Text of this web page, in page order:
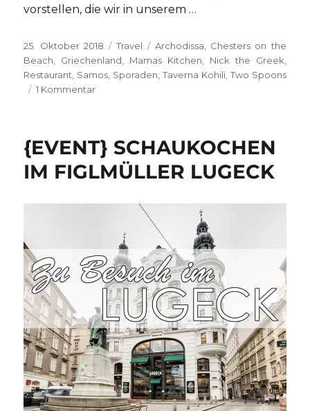
vorstellen, die wir in unserem …
Veröffentlicht
am
25. Oktober 2018 Kategorien
Travel Schlagwörter
Archodissa
Chesters on the
Beach
Griechenland Mamas Kitchen Nick the Greek
Restaurant Samos Sporaden ,Taverna Kohili, Two Spoons
1 Kommentarzu
–
Essen
&
{EVENT} SCHAUKOCHEN
IM FIGLMÜLLER LUGECK